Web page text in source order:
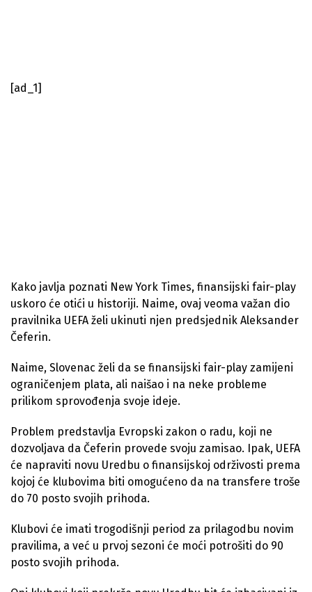
[ad_1]
Kako javlja poznati New York Times, finansijski fair-play
uskoro će otići u historiji. Naime, ovaj veoma važan dio
pravilnika UEFA želi ukinuti njen predsjednik Aleksander
Čeferin.
Naime, Slovenac želi da se finansijski fair-play zamijeni
ograničenjem plata, ali naišao i na neke probleme
prilikom sprovođenja svoje ideje.
Problem predstavlja Evropski zakon o radu, koji ne
dozvoljava da Čeferin provede svoju zamisao. Ipak, UEFA
će napraviti novu Uredbu o finansijskoj održivosti prema
kojoj će klubovima biti omogućeno da na transfere troše
do 70 posto svojih prihoda.
Klubovi će imati trogodišnji period za prilagodbu novim
pravilima, a već u prvoj sezoni će moći potrošiti do 90
posto svojih prihoda.